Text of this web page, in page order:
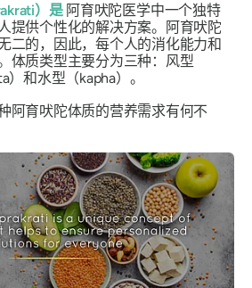
）是阿育吠陀医学中一个独特
提供个性化的解决方案。阿育吠陀
二的，因此，每个人的消化能力和
体质类型主要分为三种：风型
）和水型（kapha）。
阿育吠陀体质的营养需求有何不